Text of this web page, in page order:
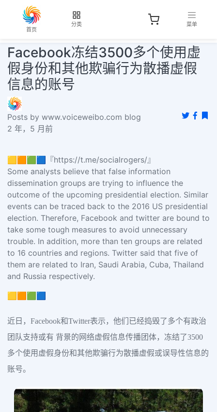
首页
分类 菜单
Facebook冻结3500多个使用虚
假身份和其他欺骗行为散播虚假
信息的账号
Posts by www.voiceweibo.com blog
2 年，5 月前
🟨🟧🟩🟦『https://t.me/socialrogers/』
Some analysts believe that false information
dissemination groups are trying to influence the
outcome of the upcoming presidential election. Similar
events can be traced back to the 2016 US presidential
election. Therefore, Facebook and twitter are bound to
take some tough measures to avoid unnecessary
trouble. In addition, more than ten groups are related
to 16 countries and regions. Twitter said that five of
them are related to Iran, Saudi Arabia, Cuba, Thailand
and Russia respectively.
🟨🟧🟩🟦
近日，Facebook和Twitter表示，他们已经捣毁了多个有政治
团队支持或有 背景的网络虚假信息传播团体，冻结了3500
多个使用虚假身份和其他欺骗行为散播虚假或误导性信息的
账号。